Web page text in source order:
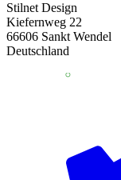
Stilnet Design
Kiefernweg 22
66606 Sankt Wendel
Deutschland